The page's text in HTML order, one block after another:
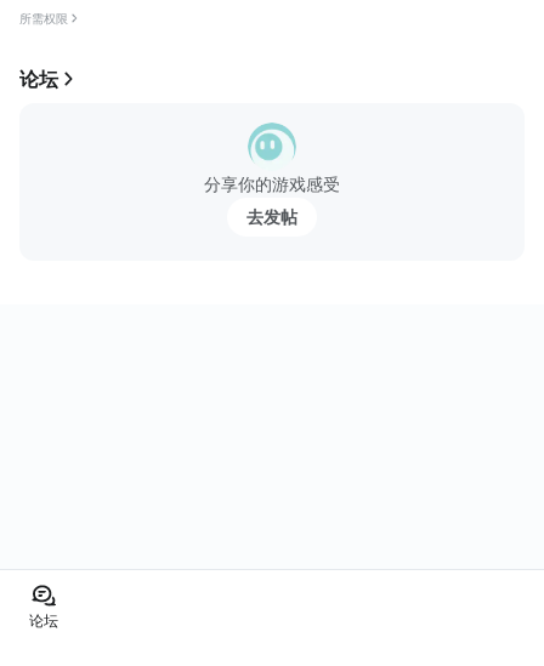
街に蔓延る「死者」たちを殲滅していく爽快ガンシューティング
簡単タップ操作で銃を撃ち、襲い来る「死者」を...
所需权限
论坛
分享你的游戏感受
去发帖
论坛